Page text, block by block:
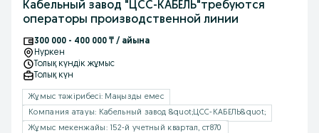
Кабельный завод "ЦСС-КАБЕЛЬ"требуются
операторы производственной линии
300 000 - 400 000 ₸ / айына
Нуркен
Толық күндік жұмыс
Толық күн
Жұмыс тəжірибесі: Маңызды емес
Компания атауы: Кабельный завод &quot;ЦСС-КАБЕЛЬ&quot;
Жұмыс мекенжайы: 152-й учетный квартал, ст870